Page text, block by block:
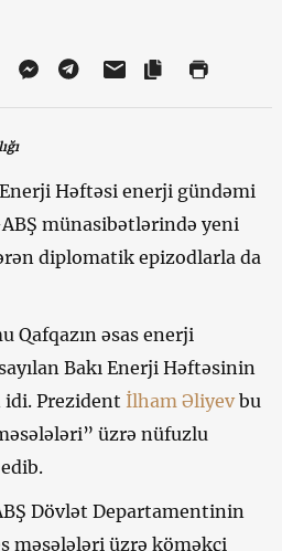
Həftəsi enerji gündəmi
münasibətlərində yeni
diplomatik epizodlarla da
Qafqazın əsas enerji
Bakı Enerji Həftəsinin
Prezident İlham Əliyevbu
üzrə nüfuzlu
Dövlət Departamentinin
məsələləri üzrə köməkçi